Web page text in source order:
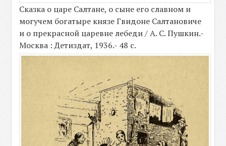
Сказка о царе Салтане, о сыне его славном и
могучем богатыре князе Гвидоне Салтановиче
и о прекрасной царевне лебеди / А. С. Пушкин.-
Москва : Детиздат, 1936.- 48 с.